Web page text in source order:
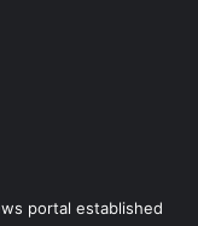
portal established